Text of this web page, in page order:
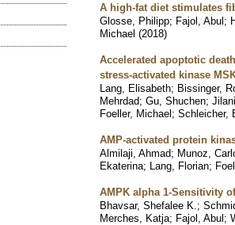
A high-fat diet stimulates
Glosse, Philipp; Fajol, Abul;
Michael (2018)
Accelerated apoptotic
stress-activated kinase
Lang, Elisabeth; Bissinger,
Mehrdad; Gu, Shuchen;
Foeller, Michael; Schleicher,
AMP-activated protein
Almilaji, Ahmad; Munoz,
Ekaterina; Lang, Florian;
AMPK alpha 1-Sensitivity
Bhavsar, Shefalee K. ;
Merches, Katja; Fajol, Abul;